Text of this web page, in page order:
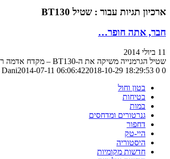
ארכיון תגיות עבור :שטיל BT130
חבר, אתה חופר…
11 ביולי 2014
שטיל הגרמנייה משיקה את ה-BT130 – מקדח אדמה רב עוצמה ומתקדם
0
0
Dani2014-07-11 06:06:422018-10-29 18:29:53
בטון וחול
בטיחות
במות
גנרטורים ומדחסים
דחפור
היי-טק
היסטוריה
חדשות מקומיות